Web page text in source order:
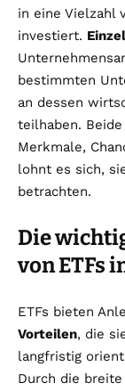
in eine Vielzahl
investiert.
bestimmten
an dessen
teilhaben.
Merkmale,
lohnt es sich,
betrachten.
Die
von ETFs
ETFs bieten
Vorteilen, die
langfristig
Durch die breite